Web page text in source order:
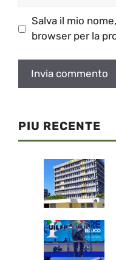
Salva il mio
browser per la
PIU RECENTE